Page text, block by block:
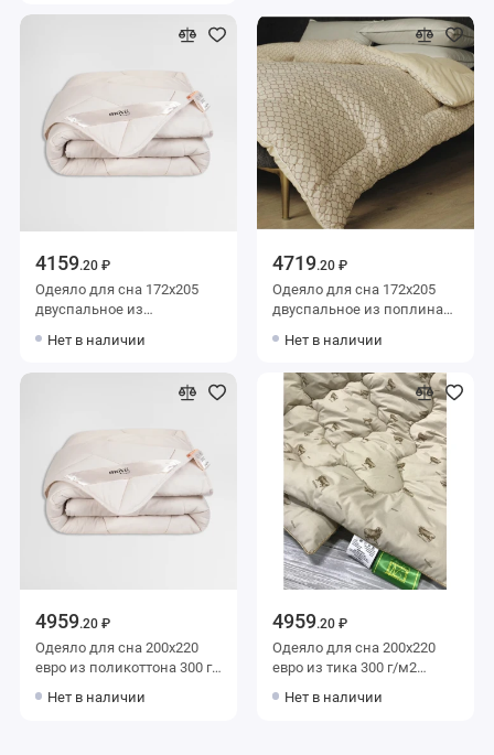
4159.20 ₽
Одеяло для сна 172х205
двуспальное из
шерсть овечья,
Нет в наличии
4719.20 ₽
Одеяло для сна 172х205
двуспальное из поплина
силиконизированное
Нет в наличии
4959.20 ₽
Одеяло для сна 200х220
евро из поликоттона 300 г/
силиконизированное
Нет в наличии
4959.20 ₽
Одеяло для сна 200х220
евро из тика 300 г/м2
силиконизированное
Нет в наличии